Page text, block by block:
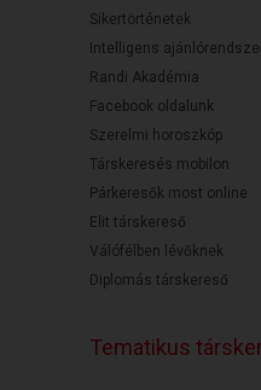
Sikertörténetek
Intelligens
Randi Akadémia
Facebook oldalunk
Szerelmi horoszkóp
Társkeresés mobilon
Párkeresők most online
Elit társkereső
Válófélben lévőknek
Diplomás társkereső
Tematikus